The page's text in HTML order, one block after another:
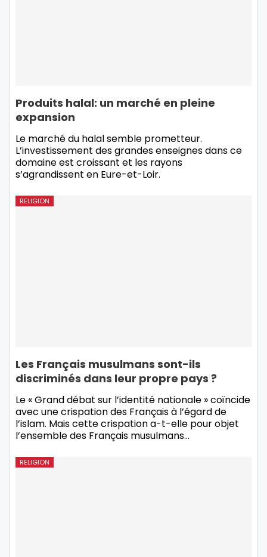
Produits halal: un marché en pleine
expansion
Le marché du halal semble prometteur.
L’investissement des grandes enseignes dans ce
domaine est croissant et les rayons
s’agrandissent en Eure-et-Loir.
RELIGION
Les Français musulmans sont-ils
discriminés dans leur propre pays ?
Le « Grand débat sur l’identité nationale » coïncide
avec une crispation des Français à l’égard de
l’islam. Mais cette crispation a-t-elle pour objet
l’ensemble des Français musulmans…
RELIGION